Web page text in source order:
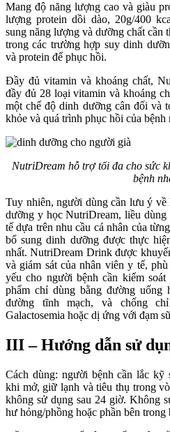
Mang độ năng lượng cao và giàu
lượng protein dồi dào, 20g/400
sung năng lượng và dưỡng chất cần
trong các trường hợp suy dinh
và protein để phục hồi.
Đầy đủ vitamin và khoáng chất,
đầy đủ 28 loại vitamin và khoáng
một chế độ dinh dưỡng cân đối và
khỏe và quá trình phục hồi của bệnh
NutriDream hỗ trợ tối đa cho sức
bệnh
Tuy nhiên, người dùng cần lưu ý
dưỡng y học NutriDream, liều
tế dựa trên nhu cầu cá nhân của
bổ sung dinh dưỡng được thực
nhất. NutriDream Drink được
và giám sát của nhân viên y tế,
yếu cho người bệnh cần kiểm
phẩm chỉ dùng bằng đường uống
đường tĩnh mạch, và chống
Galactosemia hoặc dị ứng với đạm
III – Hướng dẫn sử
Cách dùng: người bệnh cần lắc kỹ
khi mở, giữ lạnh và tiêu thụ trong
không sử dụng sau 24 giờ. Không
hư hỏng/phồng hoặc phần bên trong